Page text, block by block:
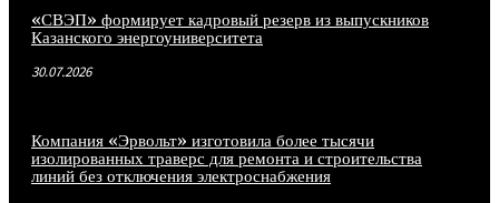
«СВЭП» формирует кадровый резерв из выпускников
Казанского энергоуниверситета
30.07.2026
Компания «Эрвольт» изготовила более тысячи
изолированных траверс для ремонта и строительства
линий без отключения электроснабжения